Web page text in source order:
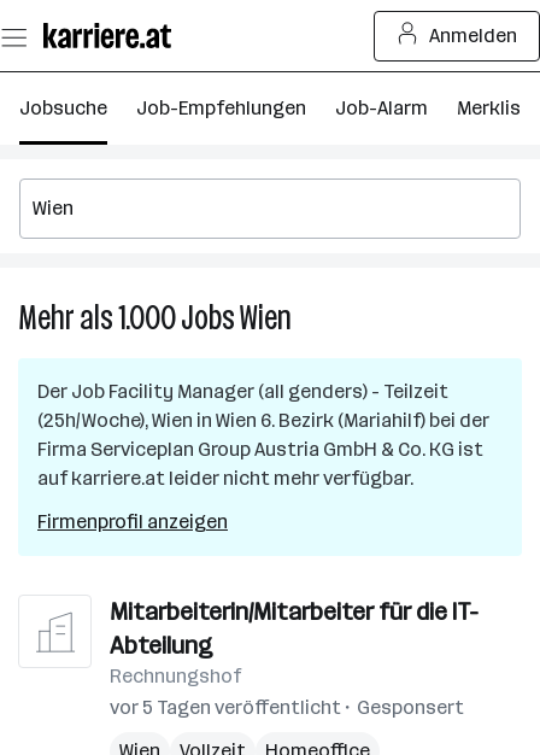
Seiteninhalt
springen
Anmelden
Jobsuche Job-Empfehlungen Job-Alarm Merkliste
Mehr als 1.000JobsWien
Jobs
in
Wien
Der Job Facility Manager (all genders) - Teilzeit
(25h/Woche), Wien in Wien 6. Bezirk (Mariahilf) bei der
Firma Serviceplan Group Austria GmbH & Co. KG ist
auf karriere.at leider nicht mehr verfügbar.
Firmenprofil anzeigen
Mitarbeiterin/Mitarbeiter für die IT-
Abteilung
Rechnungshof
vor 5 Tagen veröffentlicht
Gesponsert